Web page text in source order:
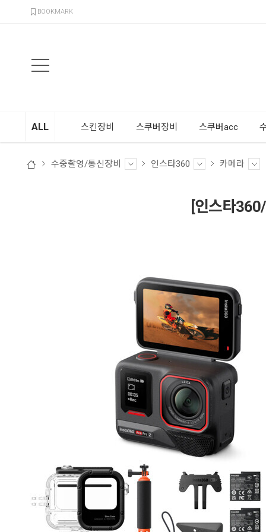
BOOKMARK
ALL 스킨장비 스쿠버장비 스쿠버acc
수중촬영/통신장비 인스타360 카메라
[인스타